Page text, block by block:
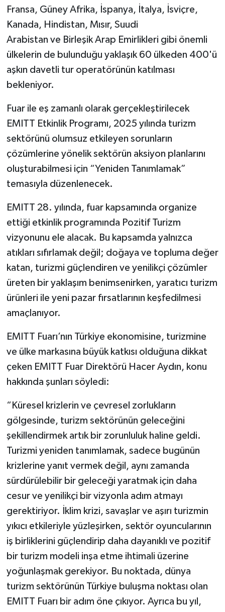
Fransa, Güney Afrika, İspanya, İtalya, İsviçre,
Kanada, Hindistan, Mısır, Suudi
Arabistan ve Birleşik Arap Emirlikleri gibi önemli
ülkelerin de bulunduğu yaklaşık 60 ülkeden 400'ü
aşkın davetli tur operatörünün katılması
bekleniyor.
Fuar ile eş zamanlı olarak gerçekleştirilecek
EMITT Etkinlik Programı, 2025 yılında turizm
sektörünü olumsuz etkileyen sorunların
çözümlerine yönelik sektörün aksiyon planlarını
oluşturabilmesi için “Yeniden Tanımlamak”
temasıyla düzenlenecek.
EMITT 28. yılında, fuar kapsamında organize
ettiği etkinlik programında Pozitif Turizm
vizyonunu ele alacak. Bu kapsamda yalnızca
atıkları sıfırlamak değil; doğaya ve topluma değer
katan, turizmi güçlendiren ve yenilikçi çözümler
üreten bir yaklaşım benimsenirken, yaratıcı turizm
ürünleri ile yeni pazar fırsatlarının keşfedilmesi
amaçlanıyor.
EMITT Fuarı’nın Türkiye ekonomisine, turizmine
ve ülke markasına büyük katkısı olduğuna dikkat
çeken EMITT Fuar Direktörü Hacer Aydın, konu
hakkında şunları söyledi:
“Küresel krizlerin ve çevresel zorlukların
gölgesinde, turizm sektörünün geleceğini
şekillendirmek artık bir zorunluluk haline geldi.
Turizmi yeniden tanımlamak, sadece bugünün
krizlerine yanıt vermek değil, aynı zamanda
sürdürülebilir bir geleceği yaratmak için daha
cesur ve yenilikçi bir vizyonla adım atmayı
gerektiriyor. İklim krizi, savaşlar ve aşırı turizmin
yıkıcı etkileriyle yüzleşirken, sektör oyuncularının
iş birliklerini güçlendirip daha dayanıklı ve pozitif
bir turizm modeli inşa etme ihtimali üzerine
yoğunlaşmak gerekiyor. Bu noktada, dünya
turizm sektörünün Türkiye buluşma noktası olan
EMITT Fuarı bir adım öne çıkıyor. Ayrıca bu yıl,